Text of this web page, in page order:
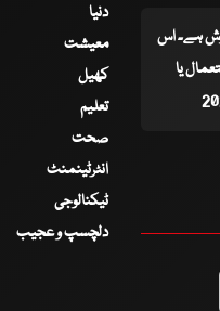
ہے۔ اس
یا
دنیا
معیشت
کھیل
تعلیم
صحت
انٹرٹینمنٹ
ٹیکنالوجی
دلچسپ و عجیب